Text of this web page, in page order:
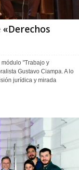
"Trabajo y
Gustavo Ciampa. A lo
jurídica y mirada